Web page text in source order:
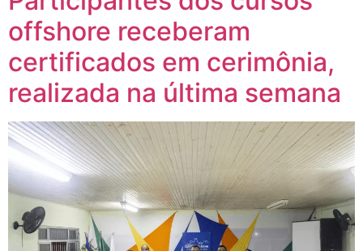
offshore receberam
certificados em cerimônia,
realizada na última semana